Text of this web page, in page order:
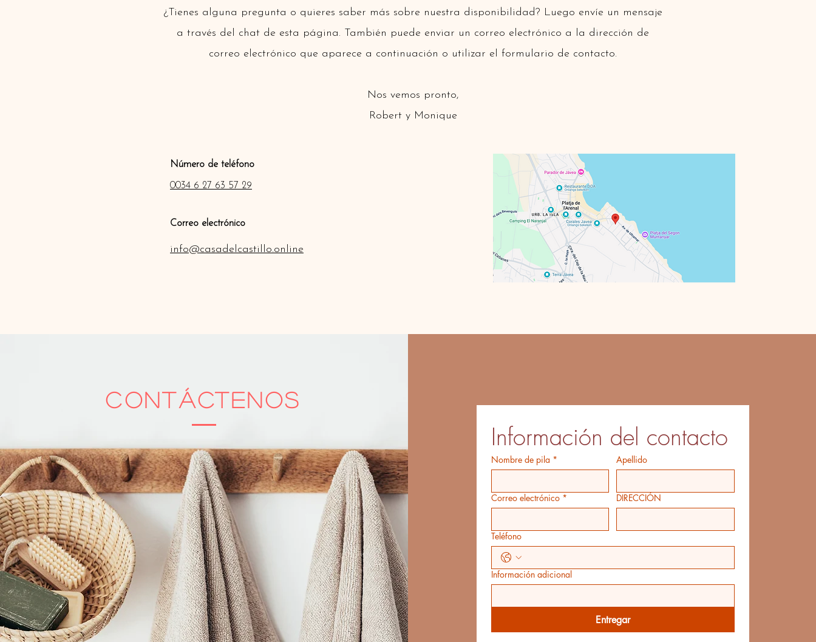
¿Tienes alguna pregunta o quieres saber más sobre nuestra disponibilidad? Luego envíe un mensaje
a través del chat de esta página. También puede enviar un correo electrónico a la dirección de
correo electrónico que aparece a continuación o utilizar el formulario de contacto.
Nos vemos pronto,
Robert y Monique
Número de teléfono
0034 6 27 63 57 29
Correo electrónico
info@casadelcastillo.online
Contáctenos
Información del contacto
Nombre de pila * Apellido
Correo electrónico * DIRECCIÓN
Teléfono
Información adicional
Entregar